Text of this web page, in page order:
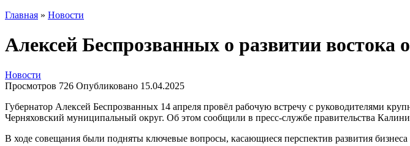
Главная » Новости
Алексей Беспрозванных о развитии
Новости
Просмотров 726 Опубликовано 15.04.2025
Губернатор Алексей Беспрозванных 14 апреля провёл рабочую встречу с руководителями
Черняховский муниципальный округ. Об этом сообщили в пресс-службе правительства
В ходе совещания были подняты ключевые вопросы, касающиеся перспектив развития бизнеса